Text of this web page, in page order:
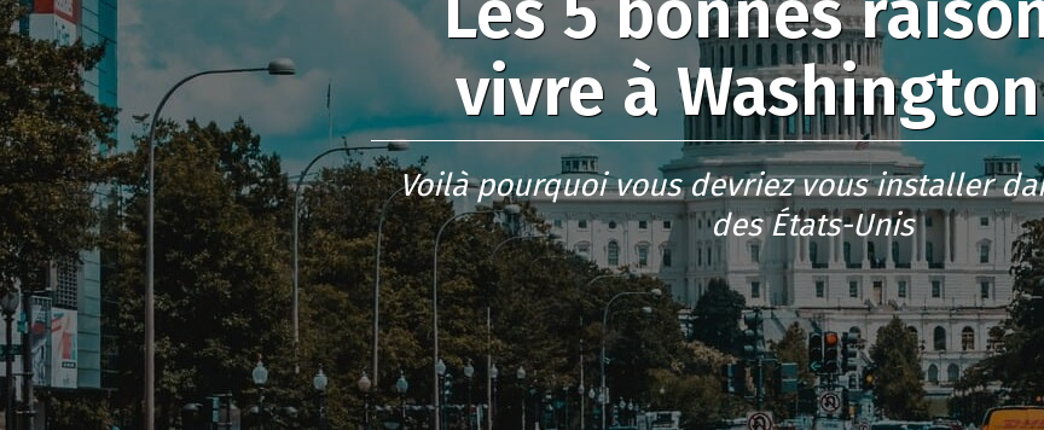
vivre à Washington
Voilà pourquoi vous devriez vous installer
des États-Unis